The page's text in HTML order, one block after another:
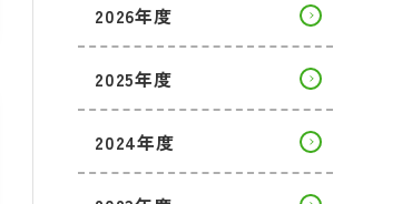
2026年度
2025年度
2024年度